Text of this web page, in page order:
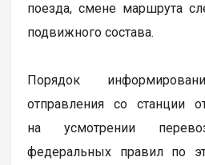
поезда, смене маршрута
подвижного состава.
Порядок
отправления со станции
на усмотрении
федеральных правил по